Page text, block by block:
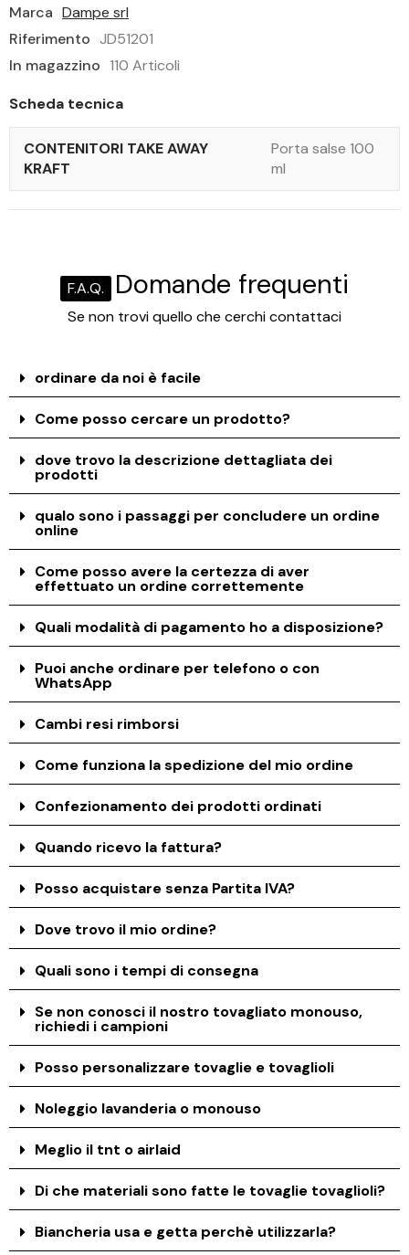
Marca Dampe srl
Riferimento JD51201
In magazzino 110 Articoli
Scheda tecnica
CONTENITORI TAKE AWAY
KRAFT
Porta salse 100
ml
F.A.Q. Domande frequenti
Se non trovi quello che cerchi contattaci
ordinare da noi è facile
Come posso cercare un prodotto?
dove trovo la descrizione dettagliata dei
prodotti
qualo sono i passaggi per concludere un ordine
online
Come posso avere la certezza di aver
effettuato un ordine correttemente
Quali modalità di pagamento ho a disposizione?
Puoi anche ordinare per telefono o con
WhatsApp
Cambi resi rimborsi
Come funziona la spedizione del mio ordine
Confezionamento dei prodotti ordinati
Quando ricevo la fattura?
Posso acquistare senza Partita IVA?
Dove trovo il mio ordine?
Quali sono i tempi di consegna
Se non conosci il nostro tovagliato monouso,
richiedi i campioni
Posso personalizzare tovaglie e tovaglioli
Noleggio lavanderia o monouso
Meglio il tnt o airlaid
Di che materiali sono fatte le tovaglie tovaglioli?
Biancheria usa e getta perchè utilizzarla?